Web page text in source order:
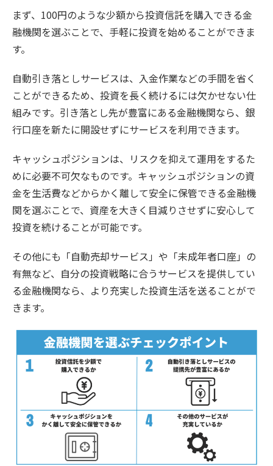
まず、100円のような少額から投資信託を購入できる金
融機関を選ぶことで、手軽に投資を始めることができま
す。
自動引き落としサービスは、入金作業などの手間を省く
ことができるため、投資を長く続けるには欠かせない仕
組みです。引き落とし先が豊富にある金融機関なら、銀
行口座を新たに開設せずにサービスを利用できます。
キャッシュポジションは、リスクを抑えて運用をするた
めに必要不可欠なものです。キャッシュポジションの資
金を生活費などからかく離して安全に保管できる金融機
関を選ぶことで、資産を大きく目減りさせずに安心して
投資を続けることが可能です。
その他にも「自動売却サービス」や「未成年者口座」の
有無など、自分の投資戦略に合うサービスを提供してい
る金融機関なら、より充実した投資生活を送ることがで
きます。